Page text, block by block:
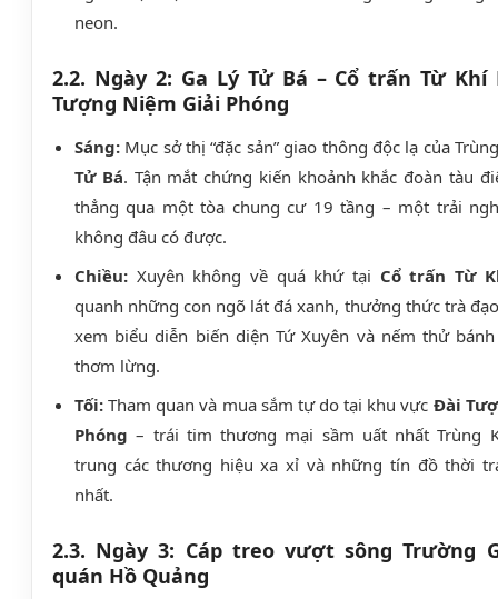
neon.
2.2. Ngày 2: Ga Lý Tử Bá – Cổ trấn Từ Khí
Tượng Niệm Giải Phóng
Sáng: Mục sở thị “đặc sản” giao thông độc lạ của
Tử Bá. Tận mắt chứng kiến khoảnh khắc đoàn tàu
thẳng qua một tòa chung cư 19 tầng – một trải
không đâu có được.
Chiều: Xuyên không về quá khứ tại Cổ trấn Từ
quanh những con ngõ lát đá xanh, thưởng thức trà
xem biểu diễn biến diện Tứ Xuyên và nếm thử
thơm lừng.
Tối: Tham quan và mua sắm tự do tại khu vực Đài
Phóng – trái tim thương mại sầm uất nhất Trùng
trung các thương hiệu xa xỉ và những tín đồ thời
nhất.
2.3. Ngày 3: Cáp treo vượt sông Trường
quán Hồ Quảng